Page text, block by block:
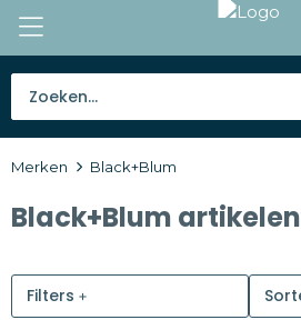
Caps en mutsen
Giveaways
Merken Black+Blum
Black+Blum
Filters